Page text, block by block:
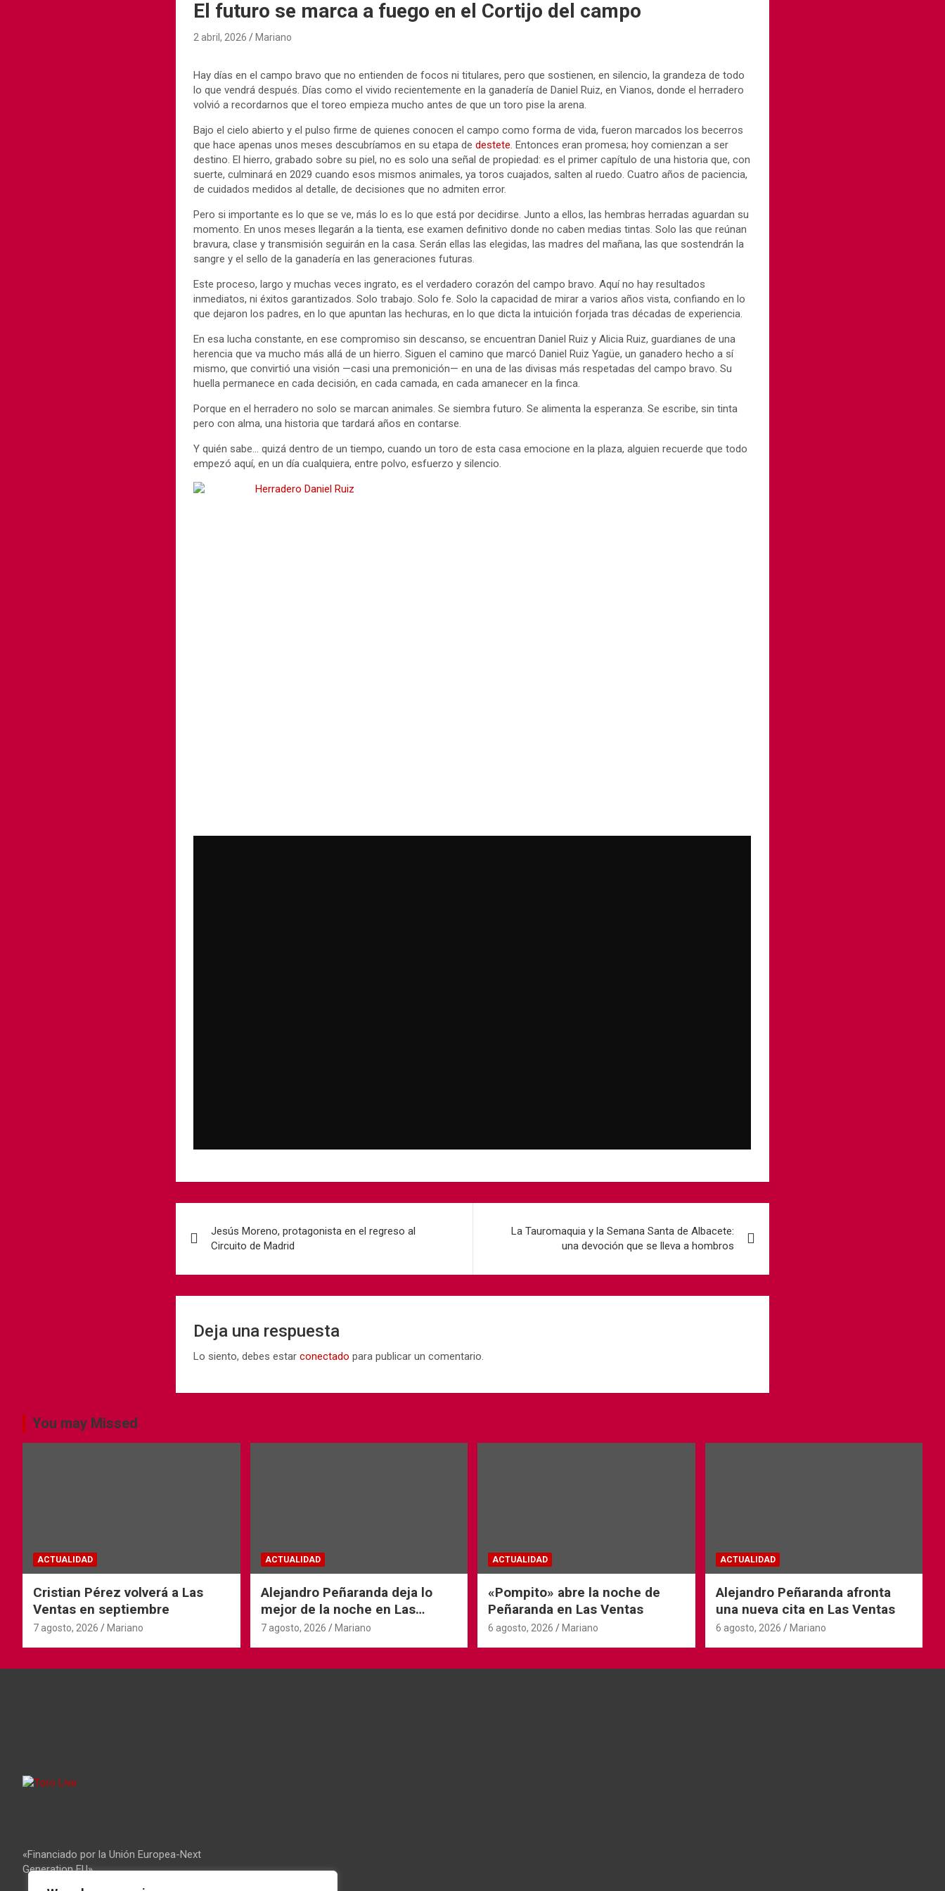
El futuro se marca a fuego en el Cortijo del campo
2 abril, 2026 Mariano
Hay días en el campo bravo que no entienden de focos ni titulares, pero que sostienen, en silencio, la grandeza de todo
lo que vendrá después. Días como el vivido recientemente en la ganadería de Daniel Ruiz, en Vianos, donde el herradero
volvió a recordarnos que el toreo empieza mucho antes de que un toro pise la arena.
Bajo el cielo abierto y el pulso firme de quienes conocen el campo como forma de vida, fueron marcados los becerros
que hace apenas unos meses descubríamos en su etapa dedestete. Entonces eran promesa; hoy comienzan a ser
destino. El hierro, grabado sobre su piel, no es solo una señal de propiedad: es el primer capítulo de una historia que, con
suerte, culminará en 2029 cuando esos mismos animales, ya toros cuajados, salten al ruedo. Cuatro años de paciencia,
de cuidados medidos al detalle, de decisiones que no admiten error.
Pero si importante es lo que se ve, más lo es lo que está por decidirse. Junto a ellos, las hembras herradas aguardan su
momento. En unos meses llegarán a la tienta, ese examen definitivo donde no caben medias tintas. Solo las que reúnan
bravura, clase y transmisión seguirán en la casa. Serán ellas las elegidas, las madres del mañana, las que sostendrán la
sangre y el sello de la ganadería en las generaciones futuras.
Este proceso, largo y muchas veces ingrato, es el verdadero corazón del campo bravo. Aquí no hay resultados
inmediatos, ni éxitos garantizados. Solo trabajo. Solo fe. Solo la capacidad de mirar a varios años vista, confiando en lo
que dejaron los padres, en lo que apuntan las hechuras, en lo que dicta la intuición forjada tras décadas de experiencia.
En esa lucha constante, en ese compromiso sin descanso, se encuentran Daniel Ruiz y Alicia Ruiz, guardianes de una
herencia que va mucho más allá de un hierro. Siguen el camino que marcó Daniel Ruiz Yagüe, un ganadero hecho a sí
mismo, que convirtió una visión —casi una premonición— en una de las divisas más respetadas del campo bravo. Su
huella permanece en cada decisión, en cada camada, en cada amanecer en la finca.
Porque en el herradero no solo se marcan animales. Se siembra futuro. Se alimenta la esperanza. Se escribe, sin tinta
pero con alma, una historia que tardará años en contarse.
Y quién sabe… quizá dentro de un tiempo, cuando un toro de esta casa emocione en la plaza, alguien recuerde que todo
empezó aquí, en un día cualquiera, entre polvo, esfuerzo y silencio.
Jesús Moreno, protagonista en el regreso al
Circuito de Madrid
La Tauromaquia y la Semana Santa de Albacete:
una devoción que se lleva a hombros
Deja una respuesta
Lo siento, debes estarconectado para publicar un comentario.
You may Missed
ACTUALIDAD
Cristian Pérez volverá a Las
Ventas en septiembre
7 agosto, 2026 Mariano
ACTUALIDAD
Alejandro Peñaranda deja lo
mejor de la noche en Las
Ventas
7 agosto, 2026 Mariano
ACTUALIDAD
«Pompito» abre la noche de
Peñaranda en Las Ventas
6 agosto, 2026 Mariano
ACTUALIDAD
Alejandro Peñaranda afronta
una nueva cita en Las Ventas
6 agosto, 2026 Mariano
«Financiado por la Unión Europea-Next
Generation EU»